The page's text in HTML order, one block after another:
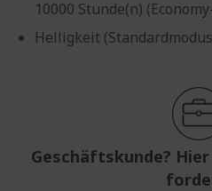
10000 Stunde(n)
Helligkeit
Geschäftskunde?